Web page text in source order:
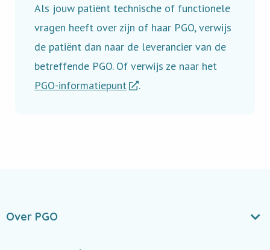
Als jouw patiënt technische of functionele
vragen heeft over zijn of haar PGO, verwijs
de patiënt dan naar de leverancier van de
betreffende PGO. Of verwijs ze naar het
PGO-informatiepunt
.
Over PGO